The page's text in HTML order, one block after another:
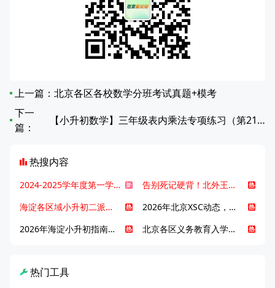
上一篇： 北京各区各校数学分班考试真题+模考
下一
篇：
【小升初数学】三年级表内乘法专项练习（第21-40篇）
热搜内容
2024-2025学年度第一学期北京各区期末考试真题试卷汇总
告别死记硬背！北外王牌精读词汇课，帮孩子突破英语词汇难关
海淀各区域小升初二派全攻略合集！区域一至五志愿填报、升学策略详解
2026年北京XSC动态，持续更新中ing...
2026年海淀小升初指南，一文了解招生政策要点
北京各区义务教育入学咨询电话汇总，25年小升初家长提前收藏
热门工具